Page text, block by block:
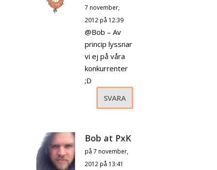
7 november,
2012 på 12:39
@Bob – Av
princip lyssnar
vi ej på våra
konkurrenter
;D
SVARA
Bob at PxK
på 7 november,
2012 på 13:41